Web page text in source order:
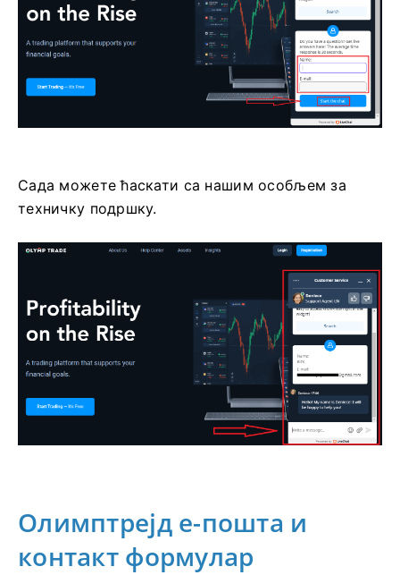
Сада можете ћаскати са нашим особљем за
техничку подршку.
Олимптрејд е-пошта и
контакт формулар